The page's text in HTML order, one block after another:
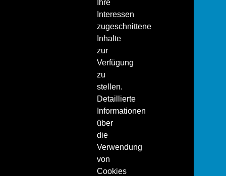
Ihre
Interessen
zugeschnittene
Inhalte
zur
Verfügung
zu
stellen.
Detaillierte
Informationen
über
die
Verwendung
von
Cookies